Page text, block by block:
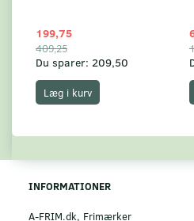
199,75
409,25
Du sparer: 209,50
Læg i kurv
INFORMATIONER
A-FRIM.dk, Frimærker